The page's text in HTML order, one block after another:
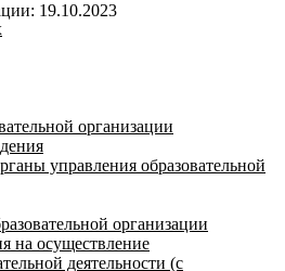
19.10.2023
организации
управления образовательной
организации
на осуществление
деятельности (с